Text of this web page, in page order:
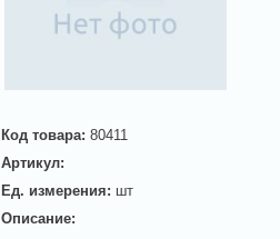
Код товара: 80411
Артикул:
Ед. измерения: шт
Описание: